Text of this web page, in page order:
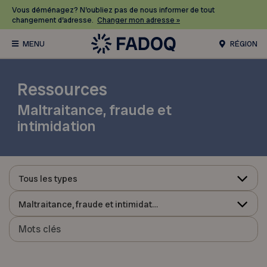
Vous déménagez? N’oubliez pas de nous informer de tout
changement d’adresse. Changer mon adresse »
RÉGION
Ressources
Maltraitance, fraude et
intimidation
Tous les types
Maltraitance, fraude et intimidation